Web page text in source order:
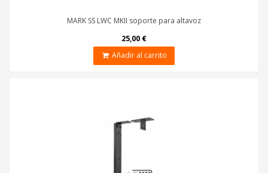
MARK SS LWC MKII soporte para altavoz
25,00 €
Añadir al carrito